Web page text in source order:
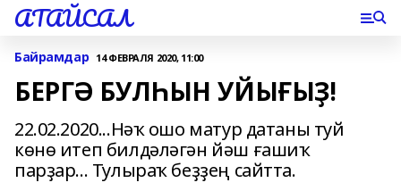
АТАЙСАЛ
Байрамдар 14 ФЕВРАЛЯ 2020, 11:00
БЕРГӘ БУЛҺЫН УЙЫҒЫҘ!
22.02.2020...Нәҡ ошо матур датаны туй
көнө итеп билдәләгән йәш ғашиҡ
парҙар... Тулыраҡ беҙҙең сайтта.